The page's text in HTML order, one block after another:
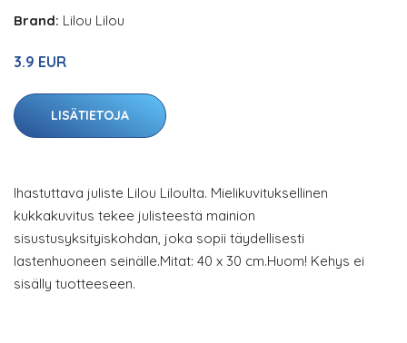
Brand: Lilou Lilou
3.9 EUR
LISÄTIETOJA
Ihastuttava juliste Lilou Liloulta. Mielikuvituksellinen
kukkakuvitus tekee julisteestä mainion
sisustusyksityiskohdan, joka sopii täydellisesti
lastenhuoneen seinälle.Mitat: 40 x 30 cm.Huom! Kehys ei
sisälly tuotteeseen.